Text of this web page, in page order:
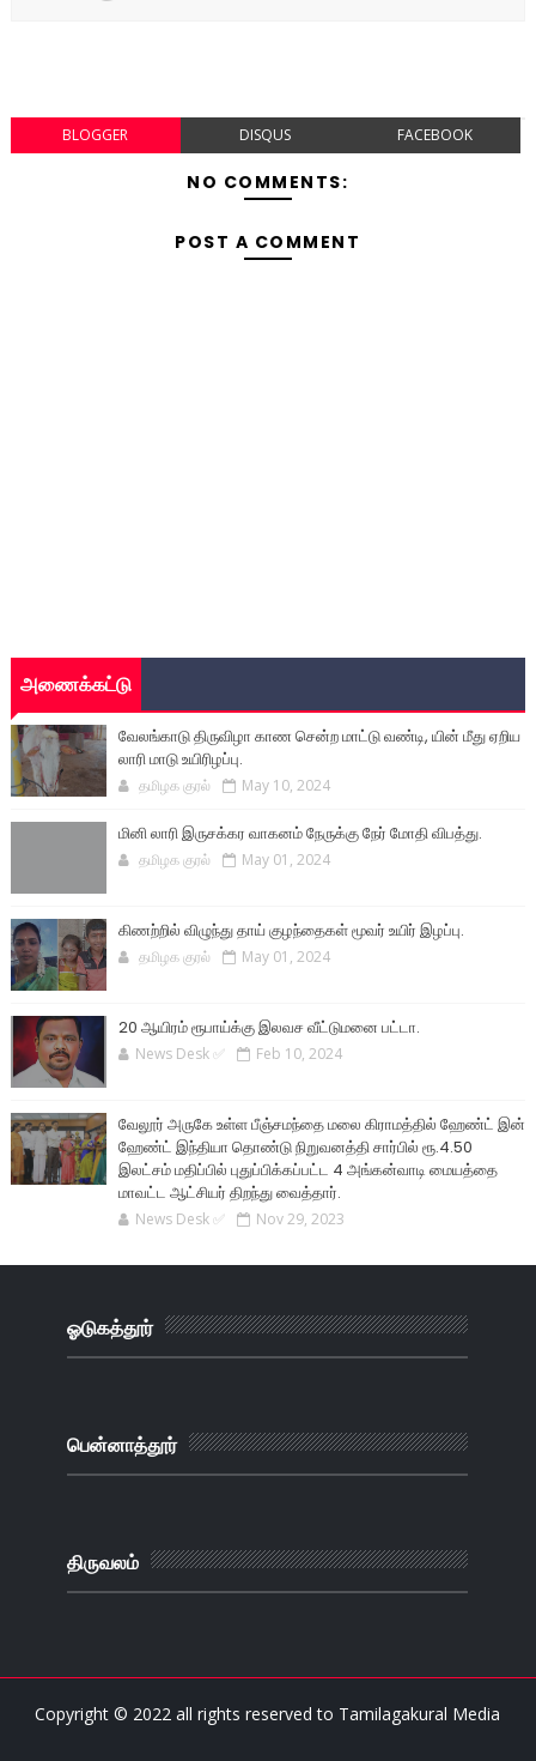
BLOGGER DISQUS FACEBOOK
NO COMMENTS:
POST A COMMENT
அணைக்கட்டு
வேலங்காடு திருவிழா காண சென்ற மாட்டு வண்டி, யின் மீது ஏறிய
லாரி மாடு உயிரிழப்பு.
தமிழக குரல் May 10, 2024
மினி லாரி இருசக்கர வாகனம் நேருக்கு நேர் மோதி விபத்து.
தமிழக குரல் May 01, 2024
கிணற்றில் விழுந்து தாய் குழந்தைகள் மூவர் உயிர் இழப்பு.
தமிழக குரல் May 01, 2024
20 ஆயிரம் ரூபாய்க்கு இலவச வீட்டுமனை பட்டா.
News Desk ✅ Feb 10, 2024
வேலூர் அருகே உள்ள பீஞ்சமந்தை மலை கிராமத்தில் ஹேண்ட் இன்
ஹேண்ட் இந்தியா தொண்டு நிறுவனத்தி சார்பில் ரூ.4.50
இலட்சம் மதிப்பில் புதுப்பிக்கப்பட்ட 4 அங்கன்வாடி மையத்தை
மாவட்ட ஆட்சியர் திறந்து வைத்தார்.
News Desk ✅ Nov 29, 2023
ஓடுகத்தூர்
பென்னாத்தூர்
திருவலம்
Copyright © 2022 all rights reserved to Tamilagakural Media